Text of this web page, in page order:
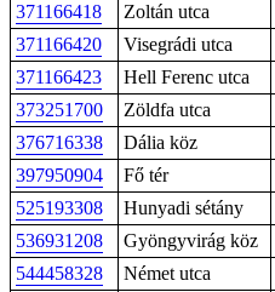
371166418
Zoltán utca
371166420
Visegrádi utca
371166423
Hell Ferenc utca
373251700
Zöldfa utca
376716338
Dália köz
397950904
Fő tér
525193308
Hunyadi sétány
536931208
Gyöngyvirág köz
544458328
Német utca